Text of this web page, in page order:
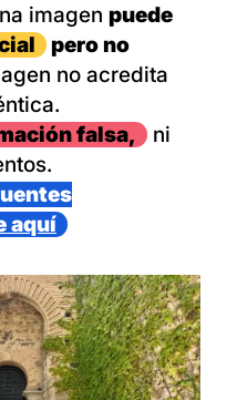
imagen puede
pero no
no acredita
falsa,
ni
aquí